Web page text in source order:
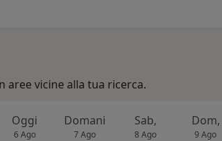
vicine alla tua ricerca.
Oggi
6 Ago
Domani
7 Ago
Sab,
8 Ago
Dom,
9 Ago